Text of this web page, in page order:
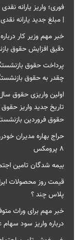
| مبلغ جدید یارانه
دقیق افزایش حقوق
پرداخت حقوق
چقدر به حقوق
تاریخ جدید واریز
حقوق فروردین
حراج بهاره مدیران
۸ پرومکس
بیمه شدگان تامین
پلاس چند ؟
خبر مهم برای وراث
درباره واریز سود